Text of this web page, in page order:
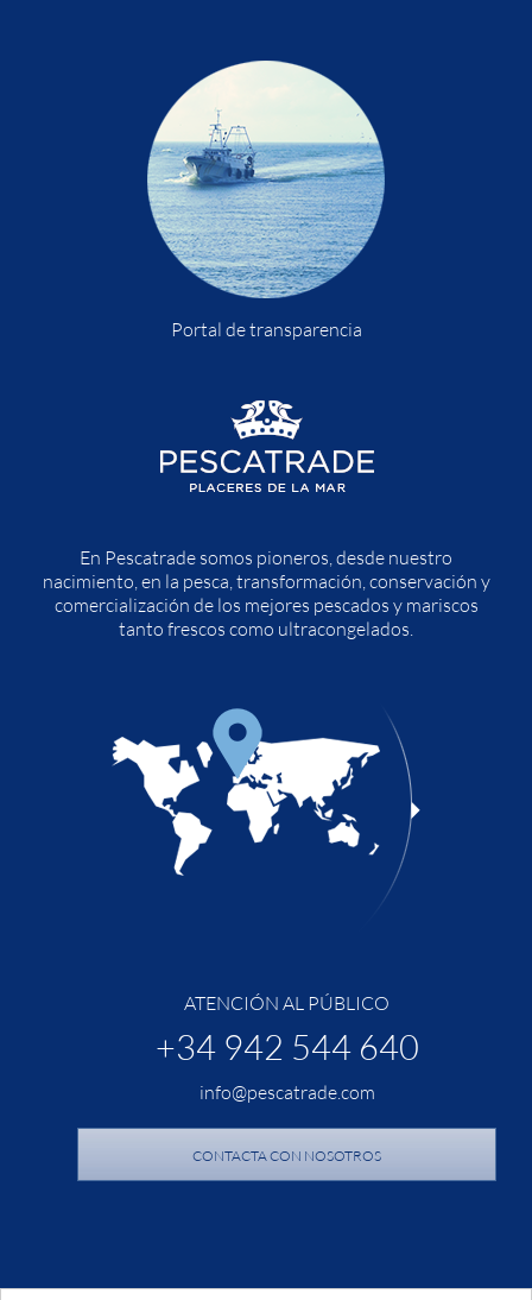
Portal de transparencia
En Pescatrade somos pioneros, desde nuestro
nacimiento, en la pesca, transformación, conservación y
comercialización de los mejores pescados y mariscos
tanto frescos como ultracongelados.
ATENCIÓN AL PÚBLICO
+34 942 544 640
info@pescatrade.com
CONTACTA CON NOSOTROS